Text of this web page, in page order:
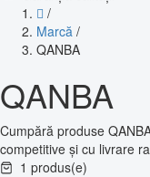
/
Marcă /
QANBA
QANBA
Cumpără produse
competitive și cu livrare
1 produs(e)